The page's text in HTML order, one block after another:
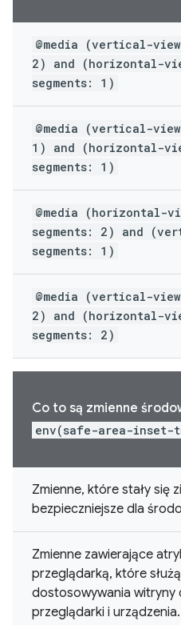
@media (vertical-
2) and (horizontal-
segments: 1)
@media (vertical-
1) and (horizontal-
segments: 1)
@media (horizontal-
segments: 2) and
segments: 1)
@media (vertical-
2) and (horizontal-
segments: 2)
Co to są zmienne
env(safe-area-inset-
Zmienne, które stały się
bezpieczniejsze dla
Zmienne zawierające
przeglądarką, które
dostosowywania witryny
przeglądarki i urządzenia.